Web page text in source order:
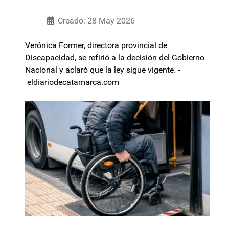
Creado: 28 May 2026
Verónica Former, directora provincial de
Discapacidad, se refirió a la decisión del Gobierno
Nacional y aclaró que la ley sigue vigente. -
eldiariodecatamarca.com